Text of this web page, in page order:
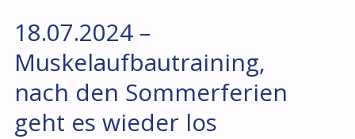
18.07.2024 –
Muskelaufbautraining,
nach den Sommerferien
geht es wieder los